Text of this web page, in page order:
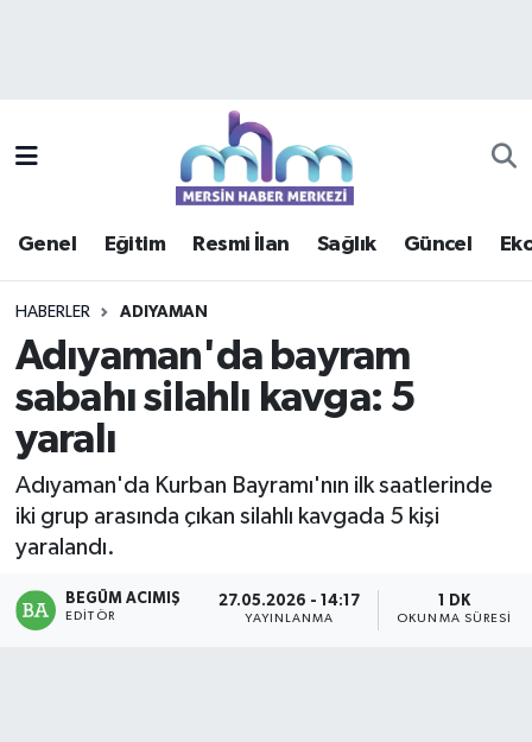
Genel Eğitim Resmi İlan Sağlık Güncel
HABERLER ADIYAMAN
Adıyaman'da bayram
sabahı silahlı kavga: 5
yaralı
Adıyaman'da Kurban Bayramı'nın ilk saatlerinde
iki grup arasında çıkan silahlı kavgada 5 kişi
yaralandı.
BEGÜM ACIMIŞ
EDITÖR
27.05.2026 - 14:17
YAYINLANMA
1 DK
OKUNMA SÜRESI
Güncel
Haberde insan
Kültür - Sanat
Mersin Trafik Yoğunluk Haritası
Süper Lig Puan Durumu ve Fikstür
Haber Arşivi